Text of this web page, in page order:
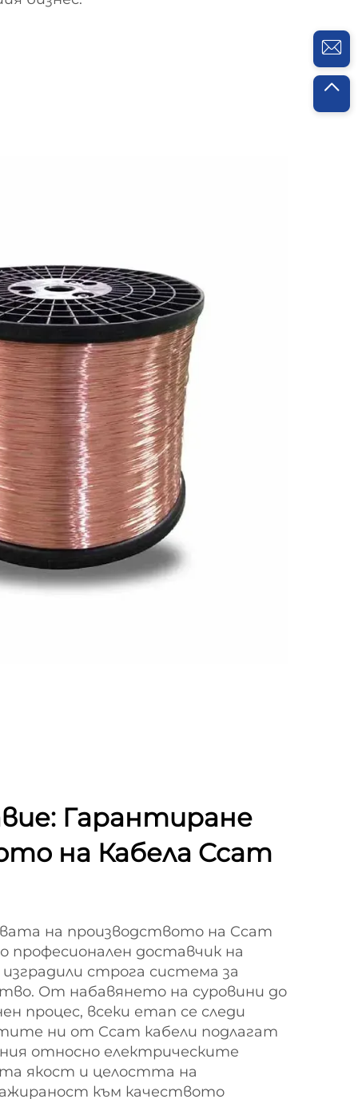
Гарантиране
на Кабела Ccam
на производството на Ccam
професионален доставчик на
строга система за
От набавянето на суровини до
процес, всеки етап се следи
ни от Ccam кабели подлагат
относно електрическите
якост и целостта на
към качеството